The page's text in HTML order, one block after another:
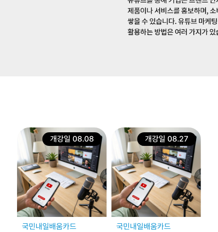
국민내일배움카드
개강일 08.08
국민내일배움카드
개강일 08.27